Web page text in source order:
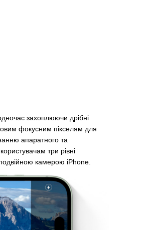
захоплюючи дрібні
фокусним пікселям для
апаратного та
три рівні
камерою iPhone.